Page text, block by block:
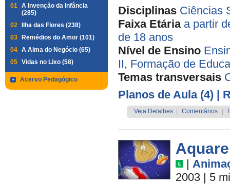
01 A Invenção da Infância
(285)
02
Ilha das Flores (238)
03
Remédios do Amor (101)
04 A Alma do Negócio (65)
05 Vidas no Lixo (58)
Acervo Pedagógico
Disciplinas Ciências
Faixa Etária a partir
de 18 anos
Nível de Ensino
II, Formação de
Temas transversais
Planos de Aula (4) |
Veja Detalhes Comentários
|
2003 | 5